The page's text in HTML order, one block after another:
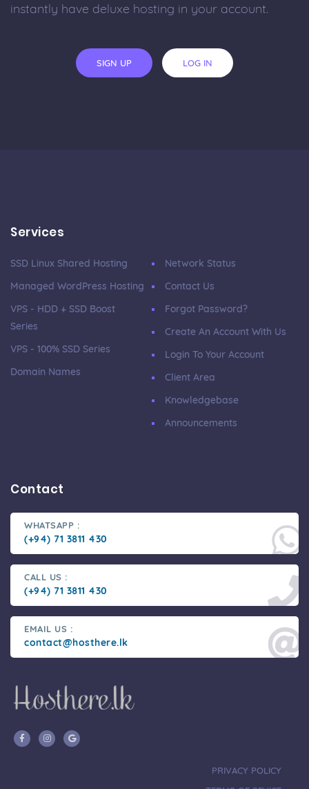
instantly have deluxe hosting in your account.
SIGN UP LOG IN
Services
SSD Linux Shared Hosting
Managed WordPress Hosting
VPS - HDD + SSD Boost
Series
VPS - 100% SSD Series
Domain Names
Network Status
Contact Us
Forgot Password?
Create An Account With Us
Login To Your Account
Client Area
Knowledgebase
Announcements
Contact
WHATSAPP :
(+94) 71 3811 430
CALL US :
(+94) 71 3811 430
EMAIL US :
contact@hosthere.lk
PRIVACY POLICY